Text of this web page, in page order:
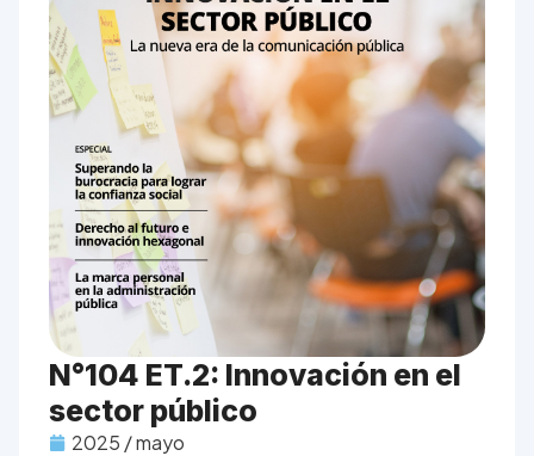
N°104 ET.2: Innovación en el
sector público
2025 / mayo